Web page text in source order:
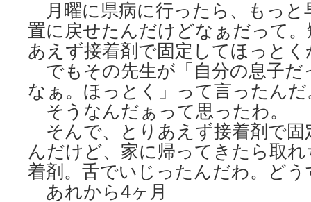
月曜に県病に行ったら、もっと
置に戻せたんだけどなぁだって
あえず接着剤で固定してほっと
でもその先生が「自分の息子だ
なぁ。ほっとく」って言ったん
そうなんだぁって思ったわ。
そんで、とりあえず接着剤で固
んだけど、家に帰ってきたら取
着剤。舌でいじったんだわ。ど
あれから4ヶ月